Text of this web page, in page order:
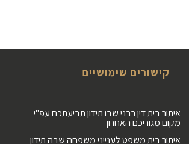
קישורים שימושיים
איתור בית דין רבני שבו תידון תביעתכם עפ"י
מקום מגוריכם האחרון
איתור בית משפט לענייני משפחה שבה תידון